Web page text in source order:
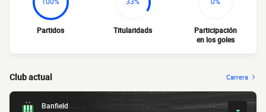
Partidos Titularidads
Participación
en los goles
Club actual Carrera
Banfield